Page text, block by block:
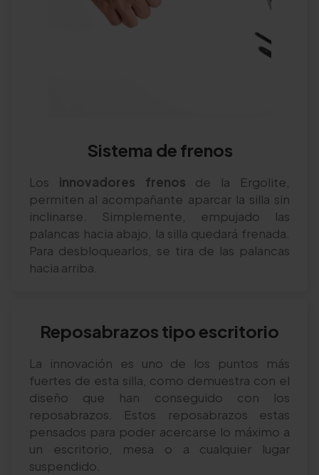
Sistema de frenos
Los innovadores frenos de la Ergolite,
permiten al acompañante aparcar la silla sin
inclinarse. Simplemente, empujado las
palancas hacia abajo, la silla quedará frenada.
Para desbloquearlos, se tira de las palancas
hacia arriba.
Reposabrazos tipo escritorio
La innovación es uno de los puntos más
fuertes de esta silla, como demuestra con el
diseño que han conseguido con los
reposabrazos. Estos reposabrazos estas
pensados para poder acercarse lo máximo a
un escritorio, mesa o a cualquier lugar
suspendido.